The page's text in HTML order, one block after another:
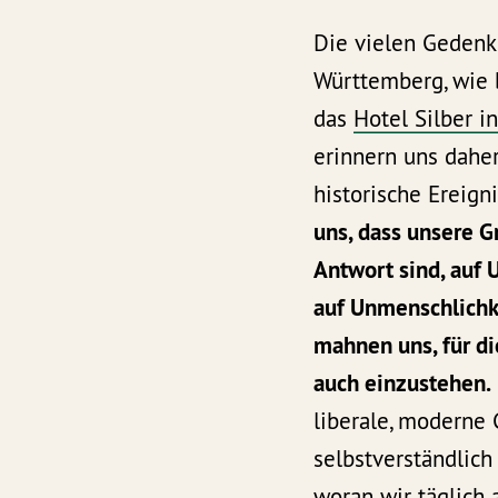
Die vielen
Württemberg,
das Hotel Silber
erinnern uns
historische
uns, dass unsere
Antwort sind, auf
auf
mahnen uns, für
auch einzustehen.
liberale, moderne